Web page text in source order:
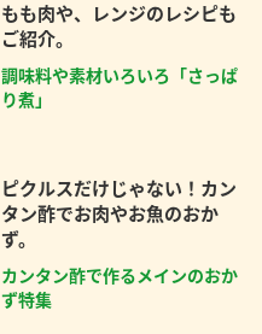
もも肉や、レンジのレシピも
ご紹介。
調味料や素材いろいろ「さっぱ
り煮」
ピクルスだけじゃない！カン
タン酢でお肉やお魚のおか
ず。
カンタン酢で作るメインのおか
ず特集